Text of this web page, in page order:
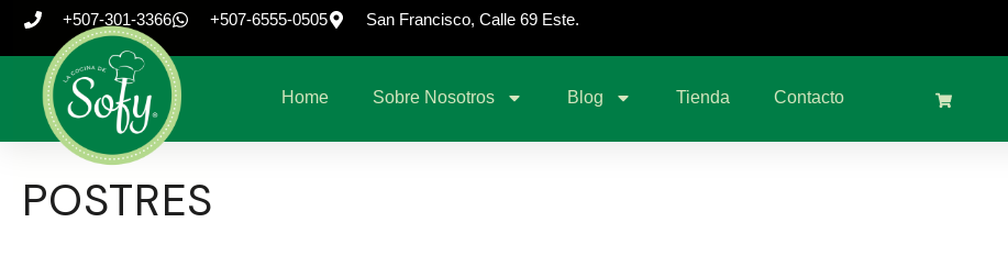
+507-301-3366 +507-6555-0505 San Francisco, Calle 69 Este.
Home Sobre Nosotros Blog Tienda Contacto
POSTRES